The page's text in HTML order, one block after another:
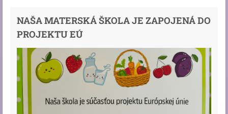
NAŠA MATERSKÁ ŠKOLA JE ZAPOJENÁ DO
PROJEKTU EÚ